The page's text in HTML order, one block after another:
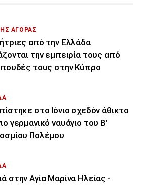
ΑΓΟΡΑΣ
από την Ελλάδα
την εμπειρία τους από
τους στην Κύπρο
στο Ιόνιο σχεδόν άθικτο
γερμανικό ναυάγιο του Β’
Πολέμου
στην Aγία Μαρίνα Ηλείας -